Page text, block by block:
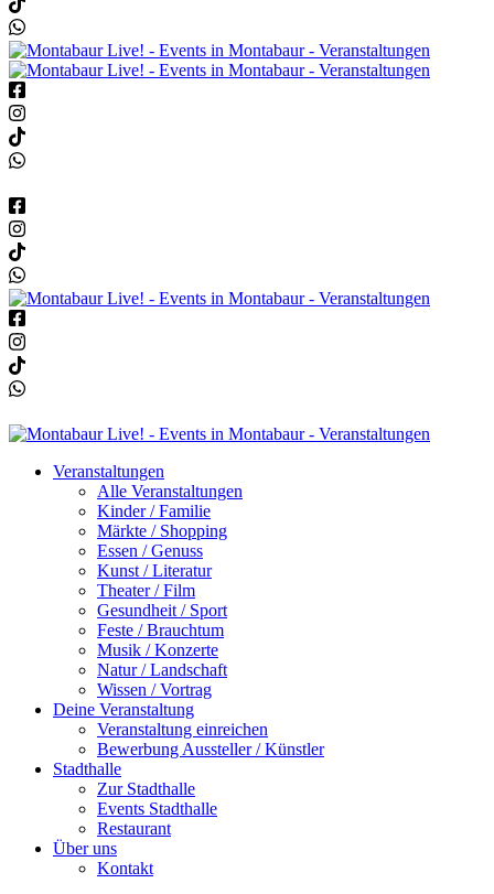
Veranstaltungen
Alle Veranstaltungen
Kinder / Familie
Märkte / Shopping
Essen / Genuss
Kunst / Literatur
Theater / Film
Gesundheit / Sport
Feste / Brauchtum
Musik / Konzerte
Natur / Landschaft
Wissen / Vortrag
Deine Veranstaltung
Veranstaltung einreichen
Bewerbung Aussteller / Künstler
Stadthalle
Zur Stadthalle
Events Stadthalle
Restaurant
Über uns
Kontakt